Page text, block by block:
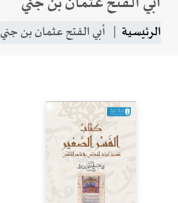
مسار التنقل
الرئيسية أبي الفتح عثمان بن جني